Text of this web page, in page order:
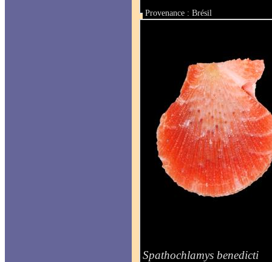
Provenance : Brésil
Taille : 12 mm
Spathochlamys benedicti